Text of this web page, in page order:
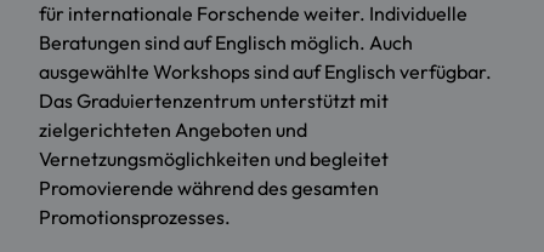
für internationale Forschende weiter. Individuelle
Beratungen sind auf Englisch möglich. Auch
ausgewählte Workshops sind auf Englisch verfügbar.
Das Graduiertenzentrum unterstützt mit
zielgerichteten Angeboten und
Vernetzungsmöglichkeiten und begleitet
Promovierende während des gesamten
Promotionsprozesses.